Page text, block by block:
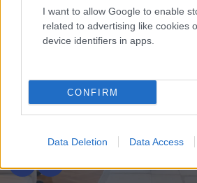
I want to allow Google to enable
related to advertising like cookies
device identifiers in apps.
CONFIRM
Data Deletion Data Access